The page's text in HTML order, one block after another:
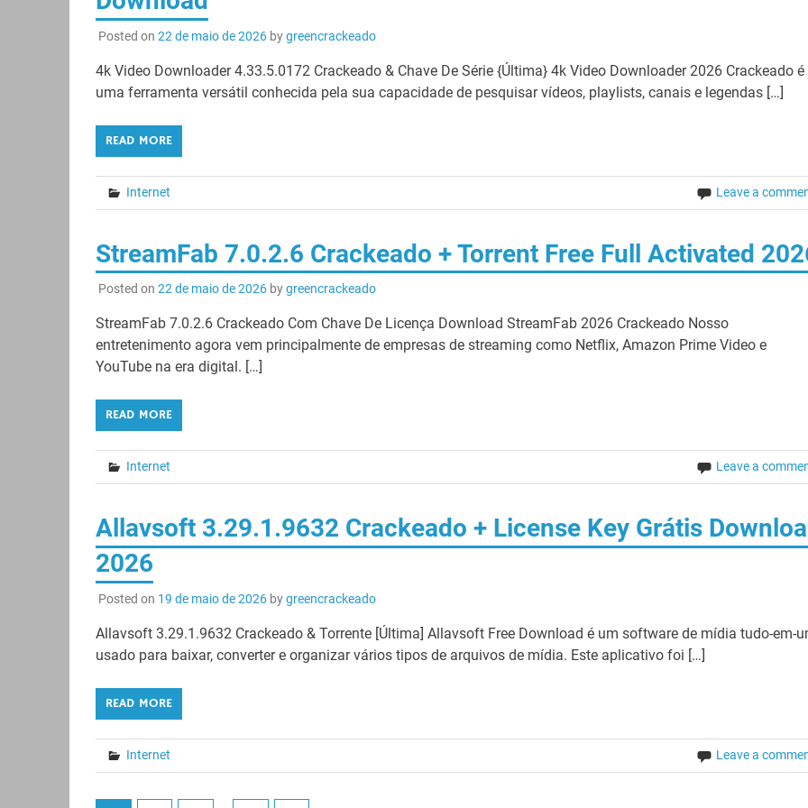
Posted on 22 de maio de 2026bygreencrackeado
4k Video Downloader 4.33.5.0172 Crackeado & Chave De Série {Última} 4k Video Downloader 2026 Crackeado é
uma ferramenta versátil conhecida pela sua capacidade de pesquisar vídeos, playlists, canais e legendas […]
READ MORE
Internet Leave a
StreamFab 7.0.2.6 Crackeado + Torrent Free Full Activated
Posted on 22 de maio de 2026bygreencrackeado
StreamFab 7.0.2.6 Crackeado Com Chave De Licença Download StreamFab 2026 Crackeado Nosso
entretenimento agora vem principalmente de empresas de streaming como Netflix, Amazon Prime Video e
YouTube na era digital. […]
READ MORE
Internet Leave a
Allavsoft 3.29.1.9632 Crackeado + License Key Grátis
2026
Posted on 19 de maio de 2026bygreencrackeado
Allavsoft 3.29.1.9632 Crackeado & Torrente [Última] Allavsoft Free Download é um software de mídia tudo-em-
usado para baixar, converter e organizar vários tipos de arquivos de mídia. Este aplicativo foi […]
READ MORE
Internet Leave a